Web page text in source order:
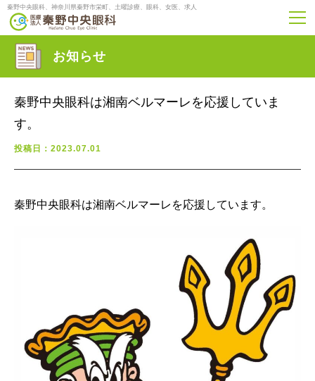
秦野中央眼科、神奈川県秦野市栄町、土曜診療、眼科、女医、求人
お知らせ
秦野中央眼科は湘南ベルマーレを応援していま
す。
投稿日：2023.07.01
秦野中央眼科は湘南ベルマーレを応援しています。